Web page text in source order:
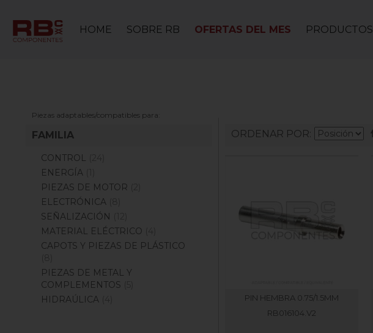
HOME SOBRE RB OFERTAS DEL MES PRODUCTOS
Piezas adaptables/compatibles para:
FAMILIA
CONTROL
ENERGÍA
PIEZAS DE MOTOR
ELECTRÓNICA
SEÑALIZACIÓN
MATERIAL ELÉCTRICO
CAPOTS Y PIEZAS DE PLÁSTICO
PIEZAS DE METAL Y
COMPLEMENTOS
HIDRAÚLICA
ORDENAR POR
PIN HEMBRA 0.75/1.5MM
RB016104.V2